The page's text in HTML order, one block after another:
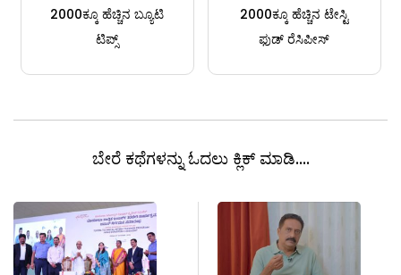
2000ಕ್ಕೂ ಹೆಚ್ಚಿನ ಬ್ಯೂಟಿ
ಟಿಪ್ಸ್
2000ಕ್ಕೂ ಹೆಚ್ಚಿನ ಟೇಸ್ಟಿ
ಫುಡ್ ರೆಸಿಪೀಸ್
ಬೇರೆ ಕಥೆಗಳನ್ನು ಓದಲು ಕ್ಲಿಕ್ ಮಾಡಿ....